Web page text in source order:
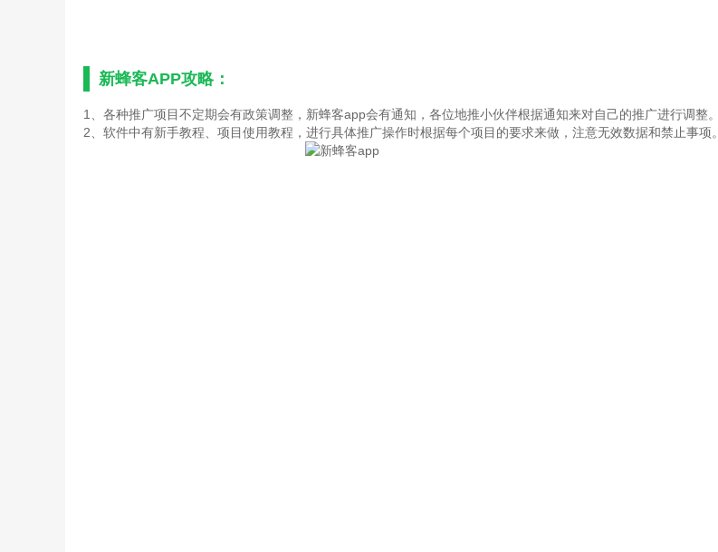
新蜂客APP攻略：
1、各种推广项目不定期会有政策调整，新蜂客app会有通知，各位地推小伙伴根据通知来对自己的推广进行调整。
2、软件中有新手教程、项目使用教程，进行具体推广操作时根据每个项目的要求来做，注意无效数据和禁止事项。